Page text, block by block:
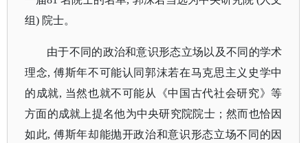
组) 院士。
由于不同的政治和意识形态立场以及不同的学术
理念, 傅斯年不可能认同郭沫若在马克思主义史学中
的成就, 当然也就不可能从《中国古代社会研究》等
方面的成就上提名他为中央研究院院士；然而也恰因
如此, 傅斯年却能抛开政治和意识形态立场不同的因